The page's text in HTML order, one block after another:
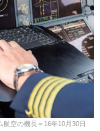
空の機長＝16年10月30日